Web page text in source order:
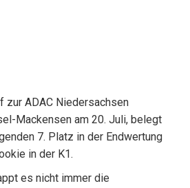
zur ADAC Niedersachsen
Mackensen am 20. Juli, belegt
7. Platz in der Endwertung
in der K1.
es nicht immer die